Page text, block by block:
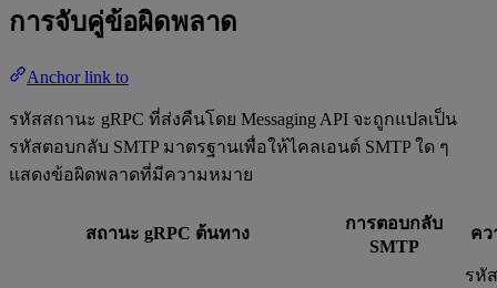
การจับคู่ข้อผิดพลาด
Anchor link to
รหัสสถานะ gRPC ที่ส่งคืนโดย Messaging API จะถูกแปลเป็น
รหัสตอบกลับ SMTP มาตรฐานเพื่อให้ไคลเอนต์ SMTP ใด ๆ
แสดงข้อผิดพลาดที่มีความหมาย
สถานะ gRPC ต้นทาง
การตอบกลับ
SMTP
คว
รหัส